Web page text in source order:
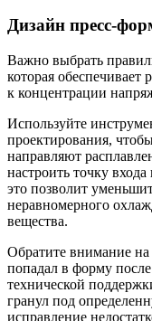
Дизайн пресс-
Важно выбрать
которая обеспечивает
к концентрации
Используйте
проектирования,
направляют
настроить точку
это позволит
неравномерного
вещества.
Обратите внимание на
попадал в форму
технической
гранул под
исправление